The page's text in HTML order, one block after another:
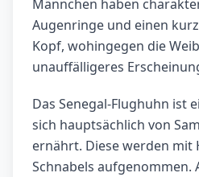
Männchen haben
Augenringe und einen
Kopf, wohingegen die
unauffälligeres
Das Senegal-Flughuhn ist
sich hauptsächlich von
ernährt. Diese werden mit
Schnabels aufgenommen.